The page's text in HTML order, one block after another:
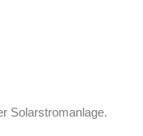
Solarstromanlage.